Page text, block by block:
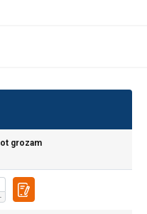
grozam